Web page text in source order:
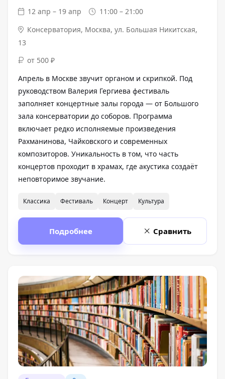
12 апр – 19 апр
11:00 – 21:00
Консерватория, Москва, ул. Большая Никитская,
13
от 500 ₽
Апрель в Москве звучит органом и скрипкой. Под
руководством Валерия Гергиева фестиваль
заполняет концертные залы города — от Большого
зала консерватории до соборов. Программа
включает редко исполняемые произведения
Рахманинова, Чайковского и современных
композиторов. Уникальность в том, что часть
концертов проходит в храмах, где акустика создаёт
неповторимое звучание.
Классика Фестиваль Концерт Культура
Подробнее Сравнить